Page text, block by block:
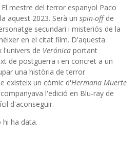
El mestre del terror espanyol Paco
aquest 2023. Serà un spin-offde
secundari i misteriós de la
en el citat film. D'aquesta
l'univers de Verónica portant
de postguerra i en concret a un
una història de terror
existeix un còmic d'Hermana Muerte
l'edició en Blu-ray de
d'aconseguir.
hi ha data.